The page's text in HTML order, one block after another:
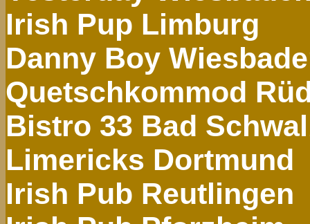
Irish Pup Limburg
Danny Boy
Quetschkommod
Bistro 33 Bad
Limericks Dortmund
Irish Pub Reutlingen